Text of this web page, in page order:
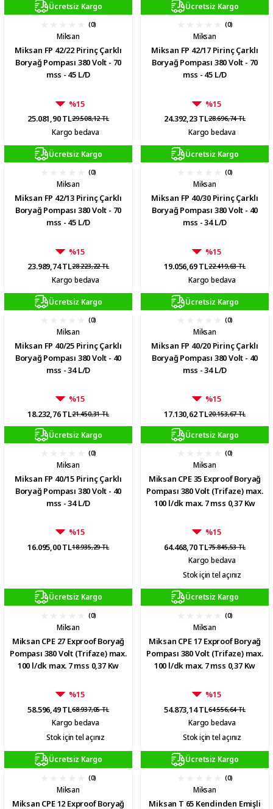
Ücretsiz Kargo
(0)
Miksan
Miksan FP 42/22 Pirinç Çarklı
Boryağ Pompası 380 Volt - 70
mss - 45 L/D
%15
25.081,90 TL29.508,12 TL
Kargo bedava
Ücretsiz Kargo
(0)
Miksan
Miksan FP 42/17 Pirinç Çarklı
Boryağ Pompası 380 Volt - 70
mss - 45 L/D
%15
24.392,23 TL28.696,74 TL
Kargo bedava
Ücretsiz Kargo
(0)
Miksan
Miksan FP 42/13 Pirinç Çarklı
Boryağ Pompası 380 Volt - 70
mss - 45 L/D
%15
23.989,74 TL28.223,22 TL
Kargo bedava
Ücretsiz Kargo
(0)
Miksan
Miksan FP 40/30 Pirinç Çarklı
Boryağ Pompası 380 Volt - 40
mss - 34 L/D
%15
19.056,69 TL22.419,63 TL
Kargo bedava
Ücretsiz Kargo
(0)
Miksan
Miksan FP 40/25 Pirinç Çarklı
Boryağ Pompası 380 Volt - 40
mss - 34 L/D
%15
18.232,76 TL21.450,31 TL
Ücretsiz Kargo
(0)
Miksan
Miksan FP 40/20 Pirinç Çarklı
Boryağ Pompası 380 Volt - 40
mss - 34 L/D
%15
17.130,62 TL20.153,67 TL
Ücretsiz Kargo
(0)
Miksan
Miksan FP 40/15 Pirinç Çarklı
Boryağ Pompası 380 Volt - 40
mss - 34 L/D
%15
16.095,00 TL18.935,29 TL
Ücretsiz Kargo
(0)
Miksan
Miksan CPE 35 Exproof Boryağ
Pompası 380 Volt (Trifaze) max.
100 l/dk max. 7 mss 0,37 Kw
%15
64.468,70 TL75.845,53 TL
Kargo bedava
Stok için tel açınız
Ücretsiz Kargo
(0)
Miksan
Miksan CPE 27 Exproof Boryağ
Pompası 380 Volt (Trifaze) max.
100 l/dk max. 7 mss 0,37 Kw
%15
58.596,49 TL68.937,05 TL
Kargo bedava
Stok için tel açınız
Ücretsiz Kargo
(0)
Miksan
Miksan CPE 17 Exproof Boryağ
Pompası 380 Volt (Trifaze) max.
100 l/dk max. 7 mss 0,37 Kw
%15
54.873,14 TL64.556,64 TL
Kargo bedava
Stok için tel açınız
Ücretsiz Kargo
(0)
Miksan
Miksan CPE 12 Exproof Boryağ
Ücretsiz Kargo
(0)
Miksan
Miksan T 65 Kendinden Emişli